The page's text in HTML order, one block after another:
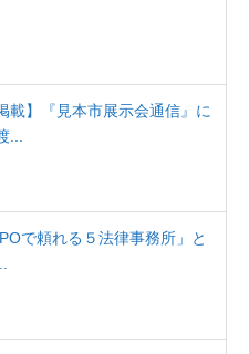
載】『見本市展示会通信』に
で頼れる５法律事務所」と